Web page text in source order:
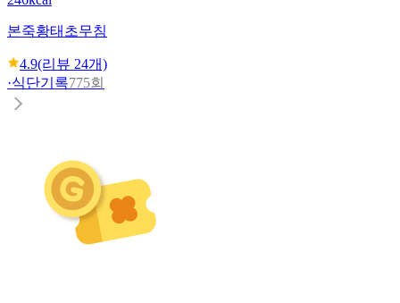
본죽황태초무침
4.9(리뷰 24개)
·식단기록775회